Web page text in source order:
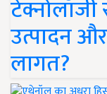
उत्पादन
लागत?